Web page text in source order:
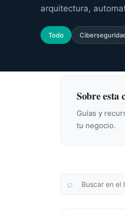
arquitectura,
Todo
Sobre esta
Guías y
tu negocio.